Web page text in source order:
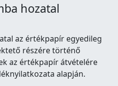
hozatal
az értékpapír egyedileg
részére történő
az értékpapír átvételére
alapján.